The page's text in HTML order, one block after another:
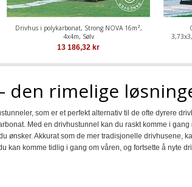
Drivhus i polykarbonat, Strong NOVA 16m²,
4x4m, Sølv
13 186,32 kr
den rimelige
som er et perfekt alternativ til de ofte dyrere
Med en drivhustunnel kan du raskt komme i gang
ønsker. Akkurat som de mer tradisjonelle drivhusene,
kan komme tidlig i gang om våren, og fortsette å nyte